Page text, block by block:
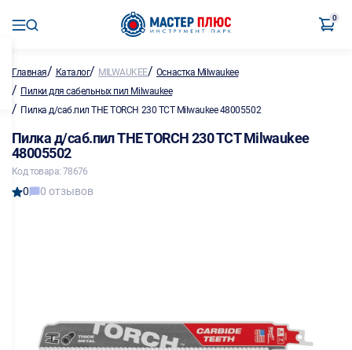
0
Главная/ Каталог/ MILWAUKEE/ Оснастка Milwaukee
/ Пилки для сабельных пил Milwaukee
/ Пилка д/саб.пил THE TORCH 230 TCT Milwaukee 48005502
Пилка д/саб.пил THE TORCH 230 TCT Milwaukee
48005502
Код товара: 78676
0 0 отзывов